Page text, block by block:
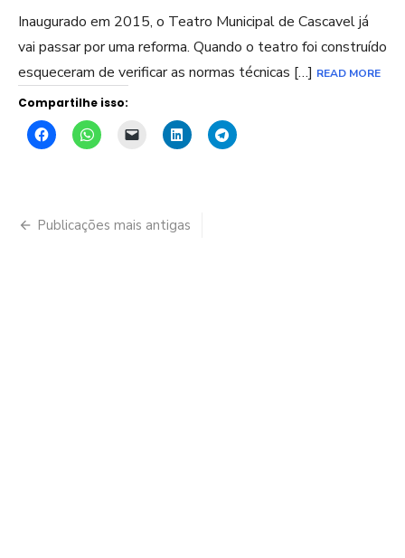
Inaugurado em 2015, o Teatro Municipal de Cascavel já
vai passar por uma reforma. Quando o teatro foi construído
esqueceram de verificar as normas técnicas […] READ MORE
Compartilhe isso:
Navegação
Publicações mais antigas